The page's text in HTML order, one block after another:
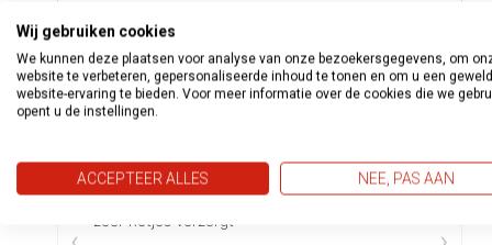
Vragen?
Whatsapp06 213 030 54
Wij gebruiken cookies
We kunnen deze plaatsen voor analyse van onze bezoekersgegevens, om
website te verbeteren, gepersonaliseerde inhoud te tonen en om u een
website-ervaring te bieden. Voor meer informatie over de cookies die we
opent u de instellingen.
ACCEPTEER ALLES NEE, PAS AAN